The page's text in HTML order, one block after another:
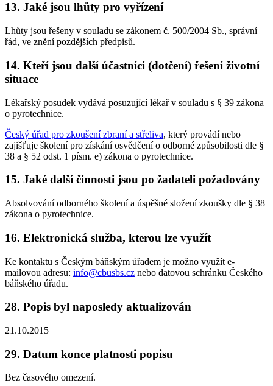
13. Jaké jsou lhůty pro vyřízení
Lhůty jsou řešeny v souladu se zákonem č. 500/2004 Sb., správní
řád, ve znění pozdějších předpisů.
14. Kteří jsou další účastníci (dotčení) řešení životní
situace
Lékařský posudek vydává posuzující lékař v souladu s § 39 zákona
o pyrotechnice.
Český úřad pro zkoušení zbraní a střeliva, který provádí nebo
zajišťuje školení pro získání osvědčení o odborné způsobilosti dle §
38 a § 52 odst. 1 písm. e) zákona o pyrotechnice.
15. Jaké další činnosti jsou po žadateli požadovány
Absolvování odborného školení a úspěšné složení zkoušky dle § 38
zákona o pyrotechnice.
16. Elektronická služba, kterou lze využít
Ke kontaktu s Českým báňským úřadem je možno využít e-
mailovou adresu: info@cbusbs.cz nebo datovou schránku Českého
báňského úřadu.
28. Popis byl naposledy aktualizován
21.10.2015
29. Datum konce platnosti popisu
Bez časového omezení.